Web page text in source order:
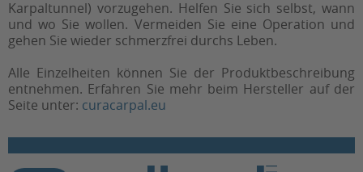
Karpaltunnel) vorzugehen. Helfen Sie sich selbst, wann
und wo Sie wollen. Vermeiden Sie eine Operation und
gehen Sie wieder schmerzfrei durchs Leben.
Alle Einzelheiten können Sie der Produktbeschreibung
entnehmen. Erfahren Sie mehr beim Hersteller auf der
Seite unter: curacarpal.eu